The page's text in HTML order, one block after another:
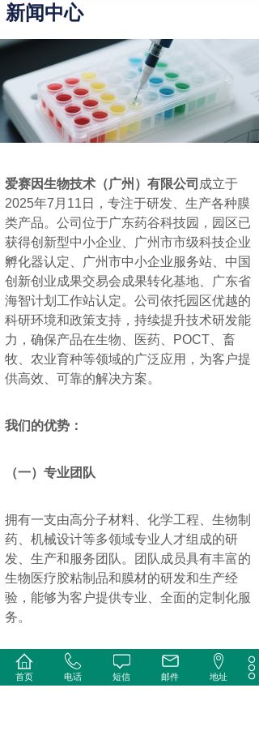
爱赛因生物技术（广州）有限公司 成立于
2025年7月11日，专注于研发、生产各种膜
类产品。公司位于广东药谷科技园，园区已
获得创新型中小企业、广州市市级科技企业
孵化器认定、广州市中小企业服务站、中国
创新创业成果交易会成果转化基地、广东省
海智计划工作站认定。公司依托园区优越的
科研环境和政策支持，持续提升技术研发能
力，确保产品在生物、医药、POCT、畜
牧、农业育种等领域的广泛应用，为客户提
供高效、可靠的解决方案。
我们的优势：
（一）专业团队
拥有一支由高分子材料、化学工程、生物制
药、机械设计等多领域专业人才组成的研
发、生产和服务团队。团队成员具有丰富的
生物医疗胶粘制品和膜材的研发和生产经
验，能够为客户提供专业、全面的定制化服
务。
（二）先进技术与设备
新闻中心
首页 电话 短信 邮件 地址